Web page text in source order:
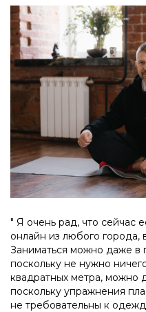
" Я очень рад, что сейчас
онлайн из любого
Заниматься можно даже в
поскольку не нужно
квадратных метра, можно
поскольку упражнения
не требовательны к